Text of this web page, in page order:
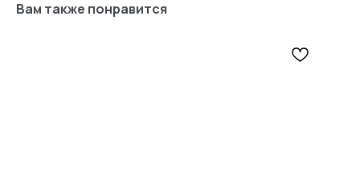
Вам также понравится